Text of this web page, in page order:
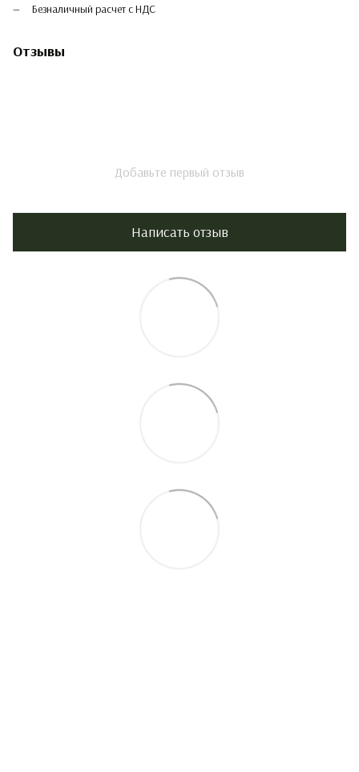
Безналичный расчет с НДС
Отзывы
Добавьте первый отзыв
Написать отзыв